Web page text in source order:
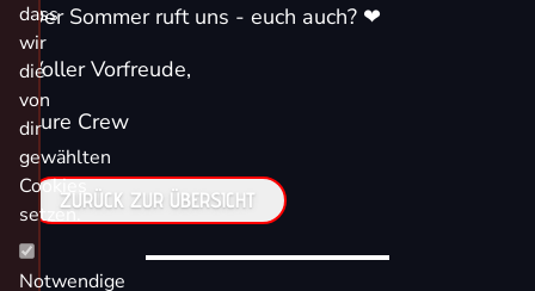
Der Sommer ruft uns - euch auch? ❤
Voller Vorfreude,
eure Crew
ZURÜCK ZUR ÜBERSICHT
dass
wir
die
von
dir
gewählten
Cookies
setzen.
Notwendige